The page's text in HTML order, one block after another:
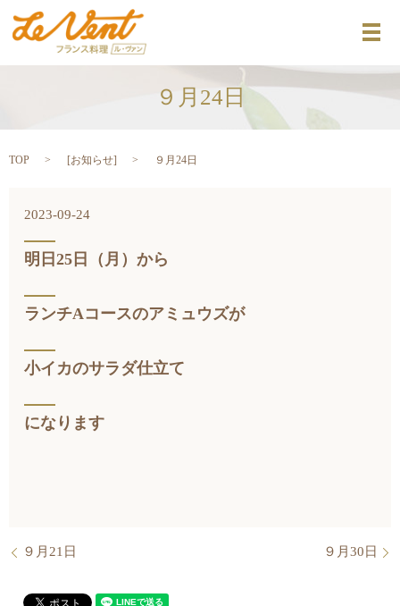
メ
９月24日
TOP [お知らせ] ９月24日
2023-09-24
明日25日（月）から
ランチAコースのアミュウズが
小イカのサラダ仕立て
になります
９月21日 ９月30日